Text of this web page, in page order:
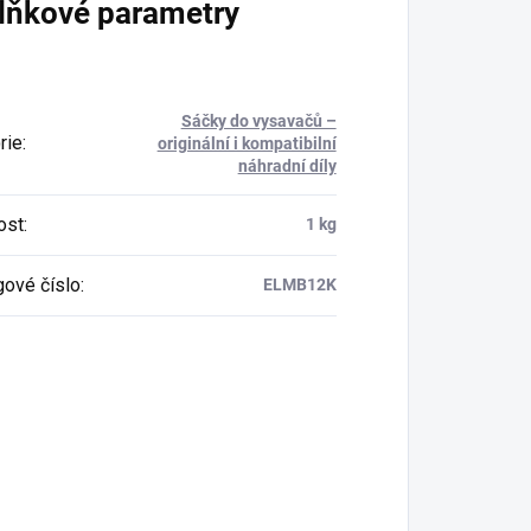
parametry
:
Sáčky do vysavačů –
originální i kompatibilní
náhradní díly
: 1 kg
číslo: ELMB12K